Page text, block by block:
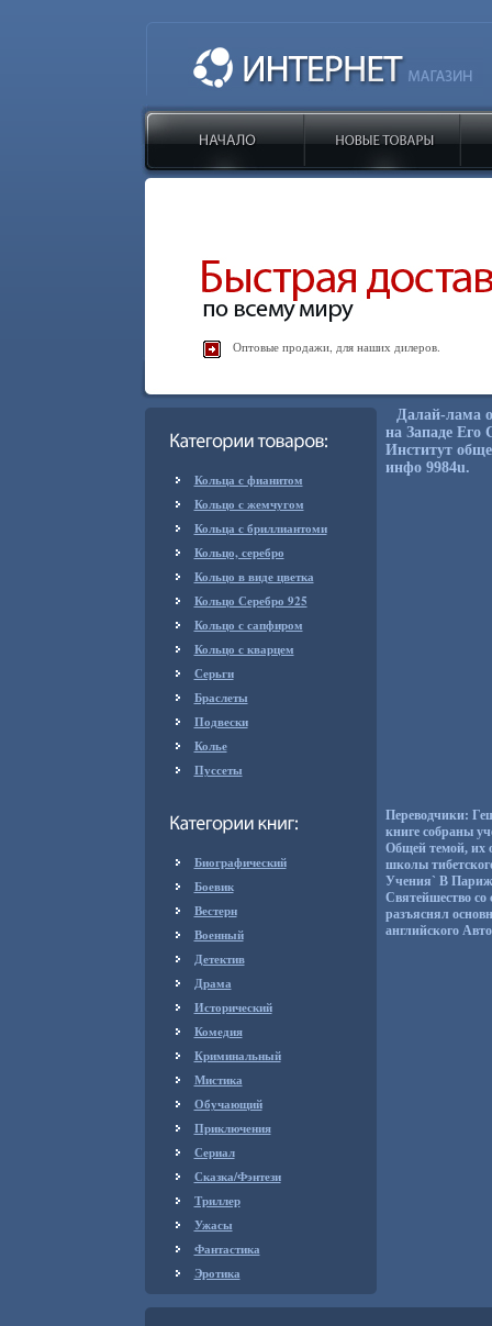
Оптовые продажи, для наших дилеров.
Кольца с фианитом
Кольцо с жемчугом
Кольца с бриллиантоми
Кольцо, серебро
Кольцо в виде цветка
Кольцо Серебро 925
Кольцо с сапфиром
Кольцо с кварцем
Серьги
Браслеты
Подвески
Колье
Пуссеты
Биографический
Боевик
Вестерн
Военный
Детектив
Драма
Исторический
Комедия
Криминальный
Мистика
Обучающий
Приключения
Сериал
Сказка/Фэнтези
Триллер
Ужасы
Фантастика
Эротика
Далай-лама
на Западе Его
Институт
инфо 9984u.
Переводчики:
книге собраны
Общей темой, их
школы
Учения` В
Святейшество со
разъяснял
английского